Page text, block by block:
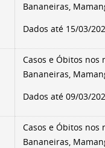
Bananeiras,
Dados até 15/03/
Casos e Óbitos nos
Bananeiras,
Dados até 09/03/
Casos e Óbitos nos
Bananeiras,